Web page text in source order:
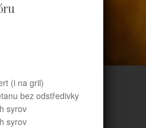
(i na gril)
bez odstředivky
syrov
syrov